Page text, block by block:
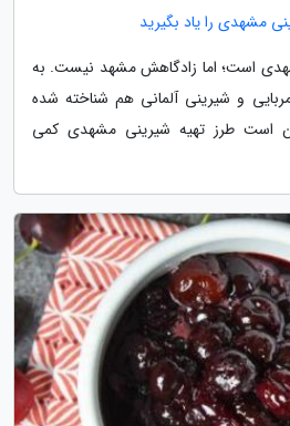
مشهدی را یاد بگیرید
است؛ اما زادگاهش مشهد نیست. به
و شیرینی آلمانی هم شناخته شده
است طرز تهیه شیرینی مشهدی کمی